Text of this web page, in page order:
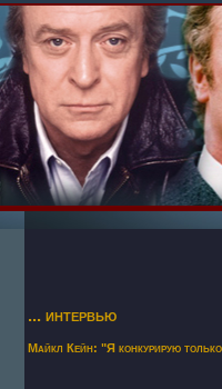
... интервью
Майкл Кейн: "Я конкурирую